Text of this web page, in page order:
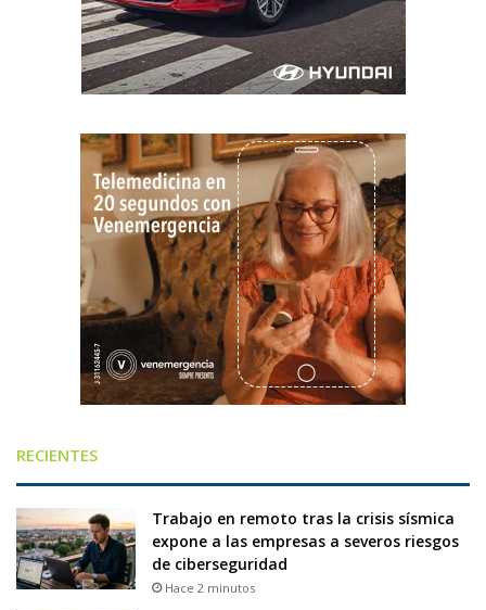
RECIENTES
Trabajo en remoto tras la crisis sísmica
expone a las empresas a severos riesgos
de ciberseguridad
Hace 2 minutos